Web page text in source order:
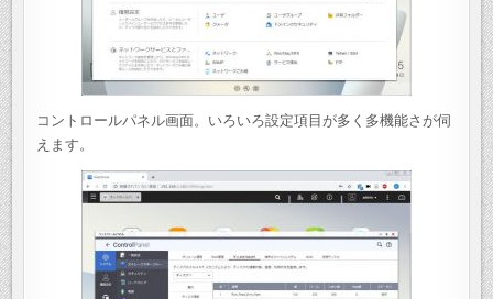
コントロールパネル画面。いろいろ設定項目が多く多機能さが伺
えます。